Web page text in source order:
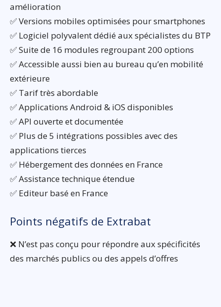
amélioration
✅ Versions mobiles optimisées pour smartphones
✅ Logiciel polyvalent dédié aux spécialistes du BTP
✅ Suite de 16 modules regroupant 200 options
✅ Accessible aussi bien au bureau qu’en mobilité
extérieure
✅ Tarif très abordable
✅ Applications Android & iOS disponibles
✅ API ouverte et documentée
✅ Plus de 5 intégrations possibles avec des
applications tierces
✅ Hébergement des données en France
✅ Assistance technique étendue
✅ Editeur basé en France
Points négatifs de Extrabat
❌ N’est pas conçu pour répondre aux spécificités
des marchés publics ou des appels d’offres